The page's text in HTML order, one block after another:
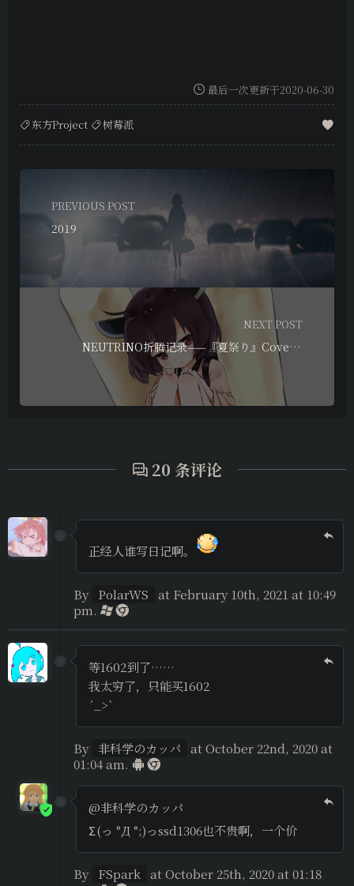
最后一次更新于2020-06-30
东方Project 树莓派
PREVIOUS POST
2019
NEXT POST
NEUTRINO折腾记录——『夏祭り』Cover AIきりたん
20 条评论
正经人谁写日记啊。
By PolarWS
at February 10th, 2021 at 10:49
pm.
等1602到了……
我太穷了，只能买1602
´_>`
By 非科学のカッパ
at October 22nd, 2020 at
01:04 am.
@非科学のカッパ
Σ(っ °Д °;)っssd1306也不贵啊，一个价
By FSpark at October 25th, 2020 at 01:18